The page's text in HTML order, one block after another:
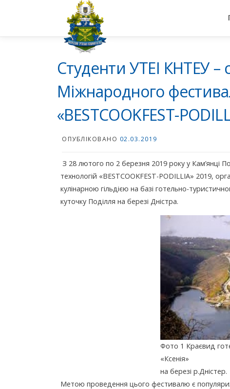
Студенти УТЕІ КНТЕУ –
Міжнародного
«BESTCOOKFEST-
ОПУБЛІКОВАНО 02.03.2019
З 28 лютого по 2 березня 2019 року у Кам’янці
технологій «BESTCOOKFEST-PODILLIA» 2019,
кулінарною гільдією на базі готельно-
куточку Поділля на березі Дністра.
Фото 1 Краєвид
«Ксенія»
на березі р.Дністер.
Метою проведення цього фестивалю є